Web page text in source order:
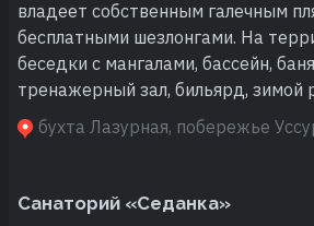
владеет собственным галечным
бесплатными шезлонгами. На
беседки с мангалами, бассейн,
тренажерный зал, бильярд, зимой
бухта Лазурная, побережье
Санаторий «Седанка»